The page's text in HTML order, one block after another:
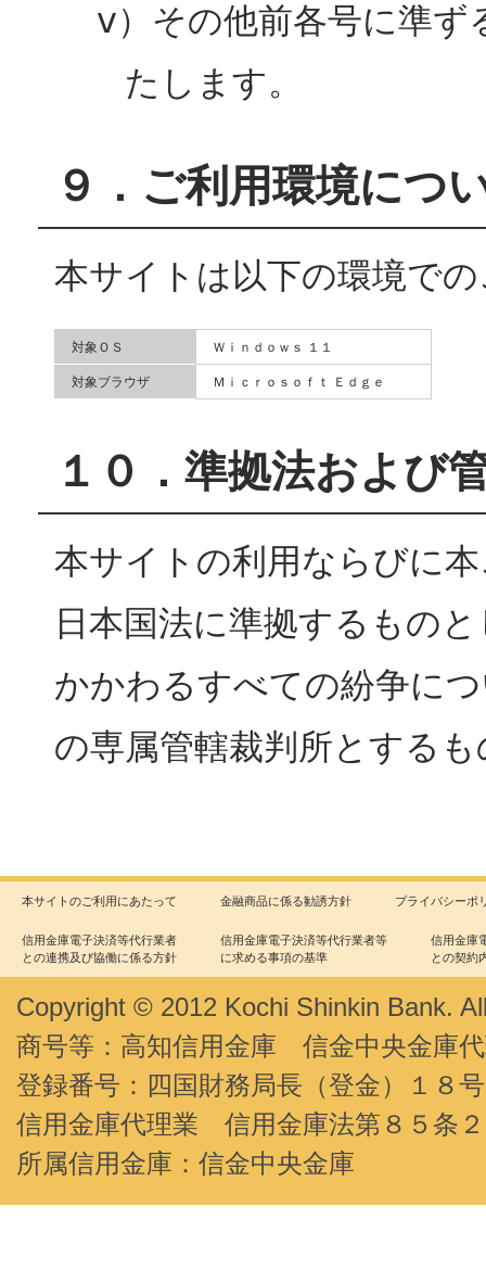
ⅴ）その他前各号に準
たします。
９．ご利用環境につ
本サイトは以下の環境で
対象ＯＳ Ｗｉｎｄｏｗｓ １１
対象ブラウザ Ｍｉｃｒｏｓｏｆｔ Ｅｄｇｅ
１０．準拠法および
本サイトの利用ならびに
日本国法に準拠するもの
かかわるすべての紛争に
の専属管轄裁判所とする
本サイトのご利用にあたって 金融商品に係る勧誘方針 プライバシーポ
信用金庫電子決済等代行業者
との連携及び協働に係る方針
信用金庫電子決済等代行業者等
に求める事項の基準
信用金庫
との契約
Copyright © 2012 Kochi Shinkin Bank.
商号等：高知信用金庫 信金中央金庫
登録番号：四国財務局長（登金）１８号
信用金庫代理業 信用金庫法第８５条
所属信用金庫：信金中央金庫